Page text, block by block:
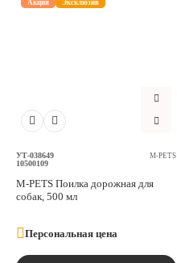
Акция Эксклюзив
УТ-038649
10500109
M-PETS
M-PETS Поилка дорожная для
собак, 500 мл
Персональная цена